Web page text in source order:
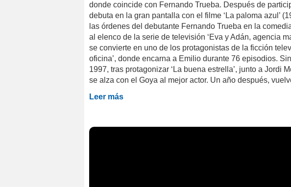
donde coincide con Fernando Trueba. Después de
debuta en la gran pantalla con el filme ‘La paloma azul’
las órdenes del debutante Fernando Trueba en la
al elenco de la serie de televisión ‘Eva y Adán, agencia
se convierte en uno de los protagonistas de la ficción
oficina’, donde encarna a Emilio durante 76 episodios.
1997, tras protagonizar ‘La buena estrella’, junto a Jordi
se alza con el Goya al mejor actor. Un año después,
Leer más